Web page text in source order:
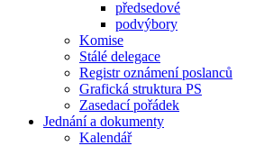
předsedové
podvýbory
Komise
Stálé delegace
Registr oznámení poslanců
Grafická struktura PS
Zasedací pořádek
Jednání a dokumenty
Kalendář